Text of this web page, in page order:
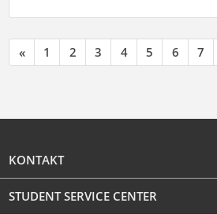
« 1 2 3 4 5 6 7
KONTAKT
STUDENT SERVICE CENTER